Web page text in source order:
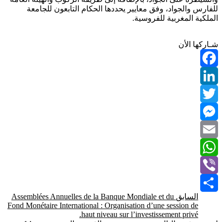
والجواد، وفق معايير يحددها الحكام التابعون للجامعة
المغربية للفروسية.
الأن
السابق Assemblées Annuelles de la Banque Mondiale et du
Fond Monétaire International : Organisation d’une session de
haut niveau sur l’investissement privé.